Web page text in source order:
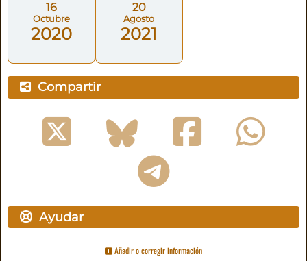
16
Octubre
2020
20
Agosto
2021
Compartir
Ayudar
Añadir o corregir información